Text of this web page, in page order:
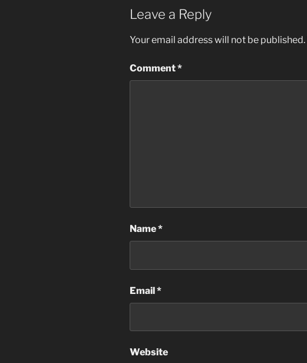
Leave a Reply
Your email address will not be published.
Comment*
Name*
Email*
Website